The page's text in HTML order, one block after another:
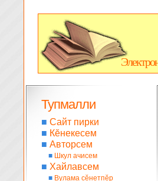
Тупмалли
■ Сайт пирки
■ Кĕнекесем
■ Авторсем
■ Шкул ачисем
■ Хайлавсем
■ Вулама сĕнетпĕр